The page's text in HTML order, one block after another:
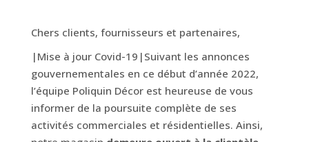
Chers clients, fournisseurs et partenaires,
|Mise à jour Covid-19|Suivant les annonces
gouvernementales en ce début d’année 2022,
l’équipe Poliquin Décor est heureuse de vous
informer de la poursuite complète de ses
activités commerciales et résidentielles. Ainsi,